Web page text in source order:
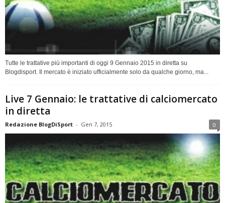
Tutte le trattative più importanti di oggi 9 Gennaio 2015 in diretta su
Blogdisport. Il mercato è iniziato ufficialmente solo da qualche giorno, ma...
Live 7 Gennaio: le trattative di calciomercato
in diretta
Redazione BlogDiSport - Gen 7, 2015 0